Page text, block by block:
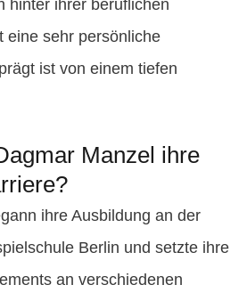
hinter ihrer beruflichen
eine sehr persönliche
ist von einem tiefen
Manzel ihre
ihre Ausbildung an der
Berlin und setzte ihre
an verschiedenen